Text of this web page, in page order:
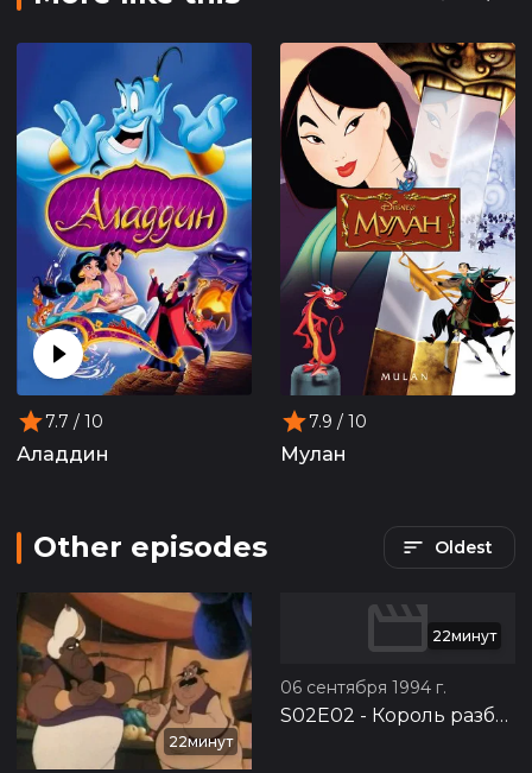
7.7 / 10
Аладдин
7.9 / 10
Мулан
Other episodes Oldest
22минут
22минут
06 сентября 1994 г.
S02E02 - Король разбушевался